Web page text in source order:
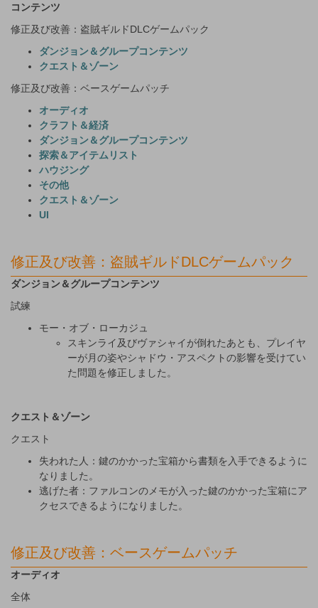
コンテンツ
修正及び改善：盗賊ギルドDLCゲームパック
ダンジョン＆グループコンテンツ
クエスト＆ゾーン
修正及び改善：ベースゲームパッチ
オーディオ
クラフト＆経済
ダンジョン＆グループコンテンツ
探索＆アイテムリスト
ハウジング
その他
クエスト＆ゾーン
UI
修正及び改善：盗賊ギルドDLCゲームパック
ダンジョン＆グループコンテンツ
試練
モー・オブ・ローカジュ
スキンライ及びヴァシャイが倒れたあとも、プレイヤ
ーが月の姿やシャドウ・アスペクトの影響を受けてい
た問題を修正しました。
クエスト＆ゾーン
クエスト
失われた人：鍵のかかった宝箱から書類を入手できるように
なりました。
逃げた者：ファルコンのメモが入った鍵のかかった宝箱にア
クセスできるようになりました。
修正及び改善：ベースゲームパッチ
オーディオ
全体